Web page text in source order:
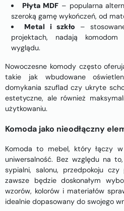
Płyta MDF – popularna
szeroką gamę wykończeń, od
Metal i szkło –
projektach, nadają
wyglądu.
Nowoczesne komody często
takie jak wbudowane
domykania szuflad czy ukryte
estetyczne, ale również
użytkowaniu.
Komoda jako nieodłączny
Komoda to mebel, który łączy
uniwersalność. Bez względu na
sypialni, salonu, przedpokoju czy
zawsze będzie doskonałym
wzorów, kolorów i materiałów
idealnie dopasowany do swojego